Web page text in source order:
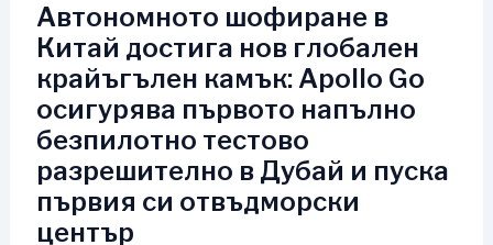
Автономното шофиране в
Китай достига нов глобален
крайъгълен камък: Apollo Go
осигурява първото напълно
безпилотно тестово
разрешително в Дубай и пуска
първия си отвъдморски
център